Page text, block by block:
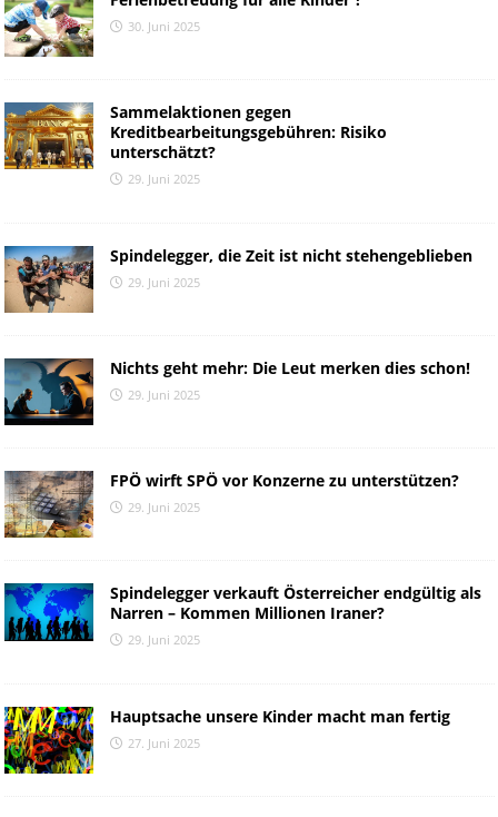
30. Juni 2025
Sammelaktionen gegen
Kreditbearbeitungsgebühren: Risiko
unterschätzt?
29. Juni 2025
Spindelegger, die Zeit ist nicht stehengeblieben
29. Juni 2025
Nichts geht mehr: Die Leut merken dies schon!
29. Juni 2025
FPÖ wirft SPÖ vor Konzerne zu unterstützen?
29. Juni 2025
Spindelegger verkauft Österreicher endgültig als
Narren – Kommen Millionen Iraner?
29. Juni 2025
Hauptsache unsere Kinder macht man fertig
27. Juni 2025